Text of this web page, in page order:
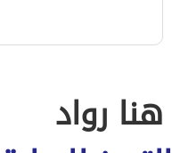
هنا رواد